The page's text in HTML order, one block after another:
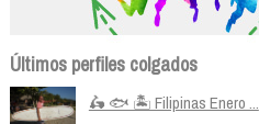
Últimos perfiles colgados
🛵 🐟 🏝️ Filipinas Enero ...